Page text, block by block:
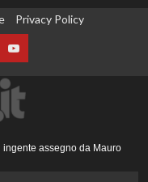
Privacy Policy
YouTube
assegno da Mauro